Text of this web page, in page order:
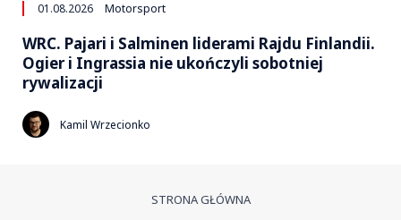
01.08.2026 Motorsport
WRC. Pajari i Salminen liderami Rajdu Finlandii.
Ogier i Ingrassia nie ukończyli sobotniej
rywalizacji
Kamil Wrzecionko
STRONA GŁÓWNA